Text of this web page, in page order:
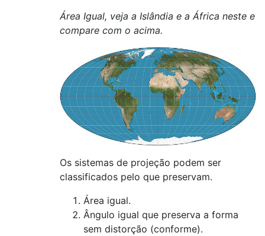
Área Igual, veja a Islândia e a África neste e
compare com o acima.
Os sistemas de projeção podem ser
classificados pelo que preservam.
Área igual.
Ângulo igual que preserva a forma
sem distorção (conforme).